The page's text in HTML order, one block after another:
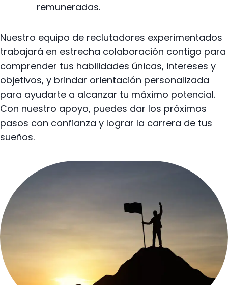
remuneradas.
Nuestro equipo de reclutadores experimentados
trabajará en estrecha colaboración contigo para
comprender tus habilidades únicas, intereses y
objetivos, y brindar orientación personalizada
para ayudarte a alcanzar tu máximo potencial.
Con nuestro apoyo, puedes dar los próximos
pasos con confianza y lograr la carrera de tus
sueños.